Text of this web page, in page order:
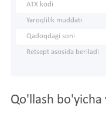
ATX kodi
Yaroqlilik muddati
Qadoqdagi soni
Retsept asosida beriladi
Qo'llash